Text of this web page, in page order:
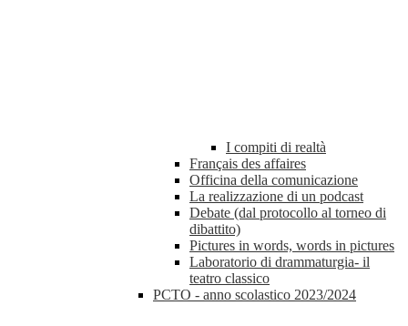
I compiti di realtà
Français des affaires
Officina della comunicazione
La realizzazione di un podcast
Debate (dal protocollo al torneo di
dibattito)
Pictures in words, words in pictures
Laboratorio di drammaturgia- il
teatro classico
PCTO - anno scolastico 2023/2024